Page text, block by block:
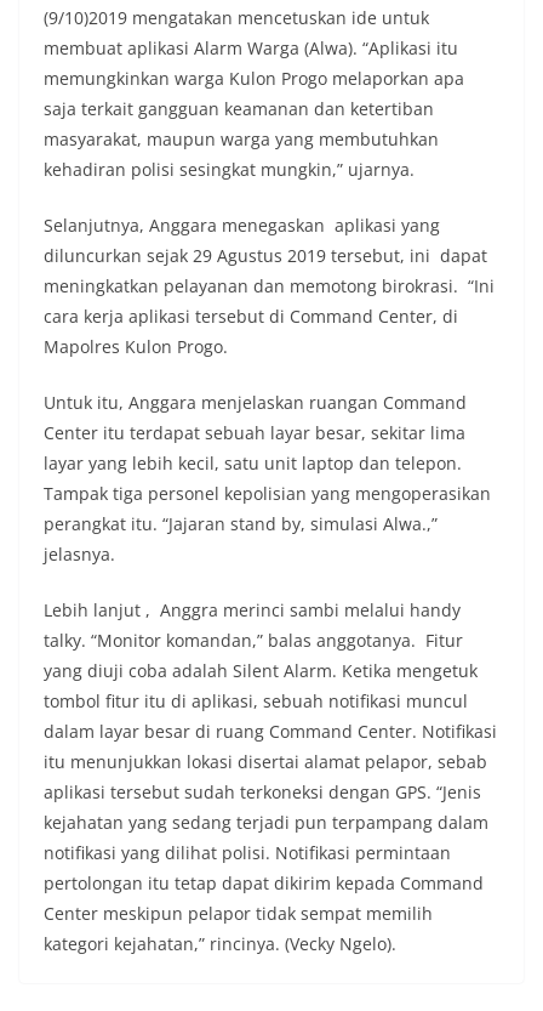
(9/10)2019 mengatakan mencetuskan ide untuk
membuat aplikasi Alarm Warga (Alwa). “Aplikasi itu
memungkinkan warga Kulon Progo melaporkan apa
saja terkait gangguan keamanan dan ketertiban
masyarakat, maupun warga yang membutuhkan
kehadiran polisi sesingkat mungkin,” ujarnya.
Selanjutnya, Anggara menegaskan aplikasi yang
diluncurkan sejak 29 Agustus 2019 tersebut, ini dapat
meningkatkan pelayanan dan memotong birokrasi. “Ini
cara kerja aplikasi tersebut di Command Center, di
Mapolres Kulon Progo.
Untuk itu, Anggara menjelaskan ruangan Command
Center itu terdapat sebuah layar besar, sekitar lima
layar yang lebih kecil, satu unit laptop dan telepon.
Tampak tiga personel kepolisian yang mengoperasikan
perangkat itu. “Jajaran stand by, simulasi Alwa.,”
jelasnya.
Lebih lanjut , Anggra merinci sambi melalui handy
talky. “Monitor komandan,” balas anggotanya. Fitur
yang diuji coba adalah Silent Alarm. Ketika mengetuk
tombol fitur itu di aplikasi, sebuah notifikasi muncul
dalam layar besar di ruang Command Center. Notifikasi
itu menunjukkan lokasi disertai alamat pelapor, sebab
aplikasi tersebut sudah terkoneksi dengan GPS. “Jenis
kejahatan yang sedang terjadi pun terpampang dalam
notifikasi yang dilihat polisi. Notifikasi permintaan
pertolongan itu tetap dapat dikirim kepada Command
Center meskipun pelapor tidak sempat memilih
kategori kejahatan,” rincinya. (Vecky Ngelo).